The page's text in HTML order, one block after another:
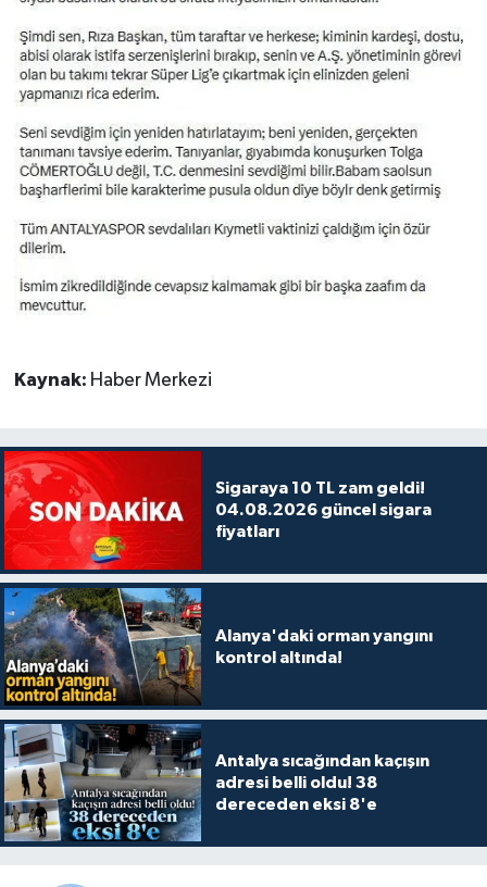
Kaynak: Haber Merkezi
Sigaraya 10 TL zam geldi!
04.08.2026 güncel sigara
fiyatları
Alanya'daki orman yangını
kontrol altında!
Antalya sıcağından kaçışın
adresi belli oldu! 38
dereceden eksi 8'e